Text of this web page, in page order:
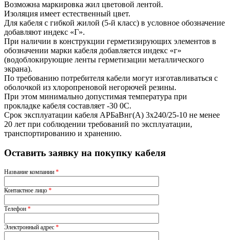
Возможна маркировка жил цветовой лентой.
Изоляция имеет естественный цвет.
Для кабеля с гибкой жилой (5-й класс) в условное обозначение
добавляют индекс «Г».
При наличии в конструкции герметизирующих элементов в
обозначении марки кабеля добавляется индекс «г»
(водоблокирующие ленты герметизации металлического
экрана).
По требованию потребителя кабели могут изготавливаться с
оболочкой из хлоропреновой негорючей резины.
При этом минимально допустимая температура при
прокладке кабеля составляет -30 0С.
Срок эксплуатации кабеля АРБаВнг(A) 3х240/25-10 не менее
20 лет при соблюдении требований по эксплуатации,
транспортированию и хранению.
Оставить заявку на покупку кабеля
Название компании *
Контактное лицо *
Телефон *
Электронный адрес *